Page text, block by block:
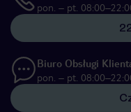
pon. – pt.
Biuro Obsługi
pon. – pt.